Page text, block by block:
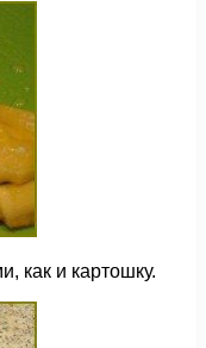
как и картошку.